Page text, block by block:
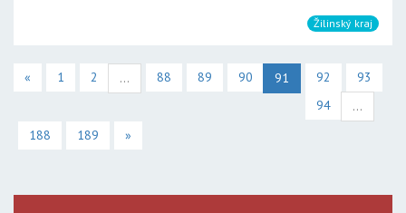
Žilinský kraj
« 1 2 ... 88 89 90 91 92
93
94
...
188
189 »